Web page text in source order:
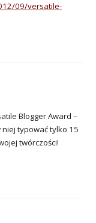
09/versatile-
Blogger Award –
typować tylko 15
twórczości!